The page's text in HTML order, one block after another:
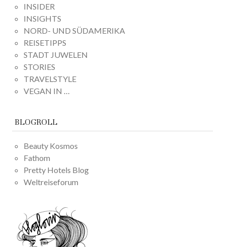
INSIDER
INSIGHTS
NORD- UND SÜDAMERIKA
REISETIPPS
STADT JUWELEN
STORIES
TRAVELSTYLE
VEGAN IN …
BLOGROLL
Beauty Kosmos
Fathom
Pretty Hotels Blog
Weltreiseforum